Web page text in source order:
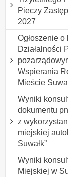
Pieczy
2027
Ogłoszenie
Działalności
Wspierania
Mieście
Wyniki
dokumentu
z
miejskiej
Suwałk”
Wyniki
Miejskiej w